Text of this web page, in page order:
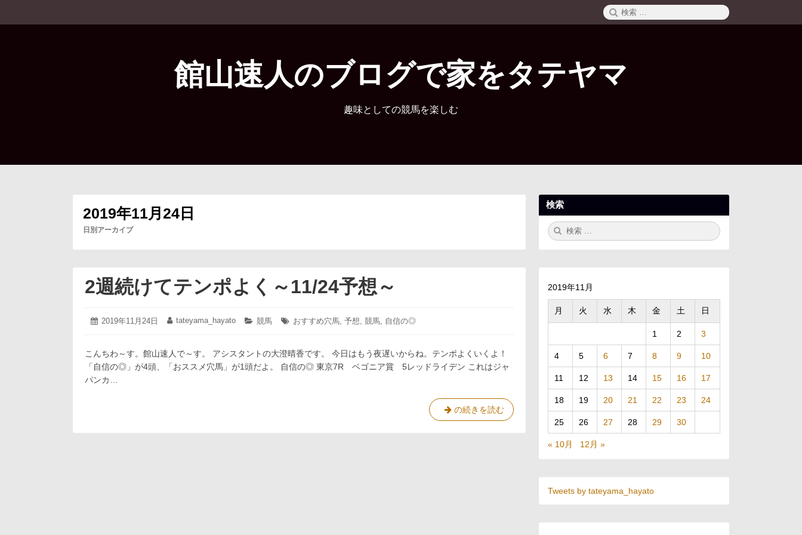
検
索:
館山速人のブログで家をタテヤマ
趣味としての競馬を楽しむ
2019年11月24日
日別アーカイブ
2週続けてテンポよく～11/24予想～
投
2019年11月24日
2019
月
24
日
投
tateyama_hayato
カ
リ
ー:
競馬
タ
おすすめ穴馬, 予想, 競馬, 自信の◎
こんちわ～す。館山速人で～す。 アシスタントの大澄晴香です。 今日はもう夜遅いからね。テンポよくいくよ！
「自信の◎」が4頭、「おススメ穴馬」が1頭だよ。 自信の◎ 東京7R ベゴニア賞 5レッドライデン これはジャ
パンカ…
週
の続きを読む
検索
検
索:
2019年11月
月 火 水 木 金 土 日
1 2 3
4 5 6 7 8 9 10
11 12 13 14 15 16 17
18 19 20 21 22 23 24
25 26 27 28 29 30
« 10月 12月 »
Tweets by tateyama_hayato